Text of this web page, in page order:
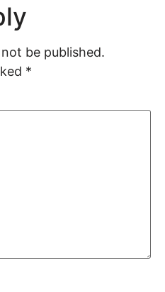
be published.
*